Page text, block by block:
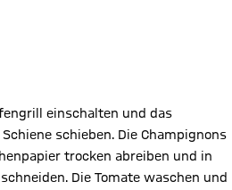
einschalten und das
schieben. Die Champignons
trocken abreiben und in
Die Tomate waschen und